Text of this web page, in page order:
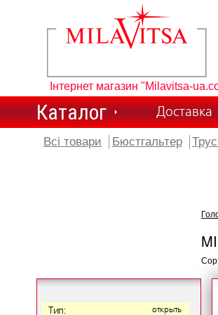
Інтернет магазин "Milavitsa-
Каталог Доставка
Всі товари Бюстгальтер
Тип: открыть